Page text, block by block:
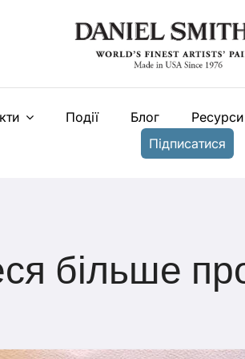
Події Блог Ресурси
Підписатися
більше